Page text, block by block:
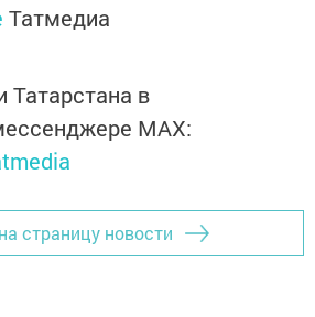
Татмедиа
Татарстана в
MАХ:
страницу новости